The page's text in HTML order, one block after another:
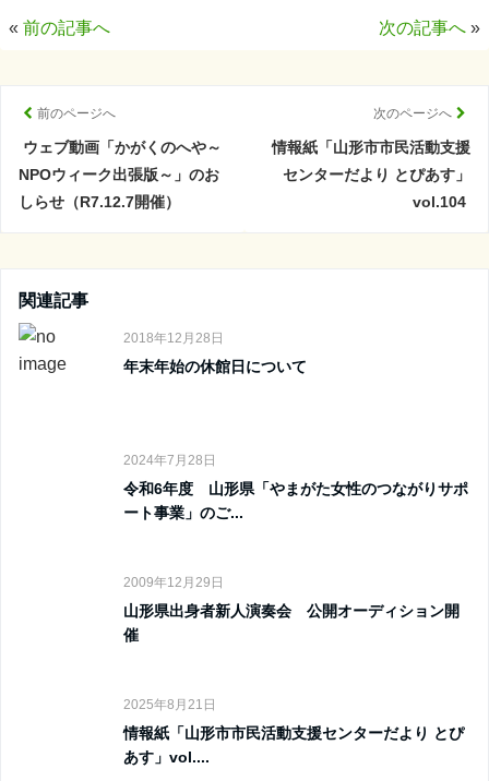
« 前の記事へ 次の記事へ »
前のページへ
ウェブ動画「かがくのへや～
NPOウィーク出張版～」のお
しらせ（R7.12.7開催）
次のページへ
情報紙「山形市市民活動支援
センターだより とぴあす」
vol.104
関連記事
2018年12月28日
年末年始の休館日について
2024年7月28日
令和6年度 山形県「やまがた女性のつながりサポ
ート事業」のご...
2009年12月29日
山形県出身者新人演奏会 公開オーディション開
催
2025年8月21日
情報紙「山形市市民活動支援センターだより とぴ
あす」vol....